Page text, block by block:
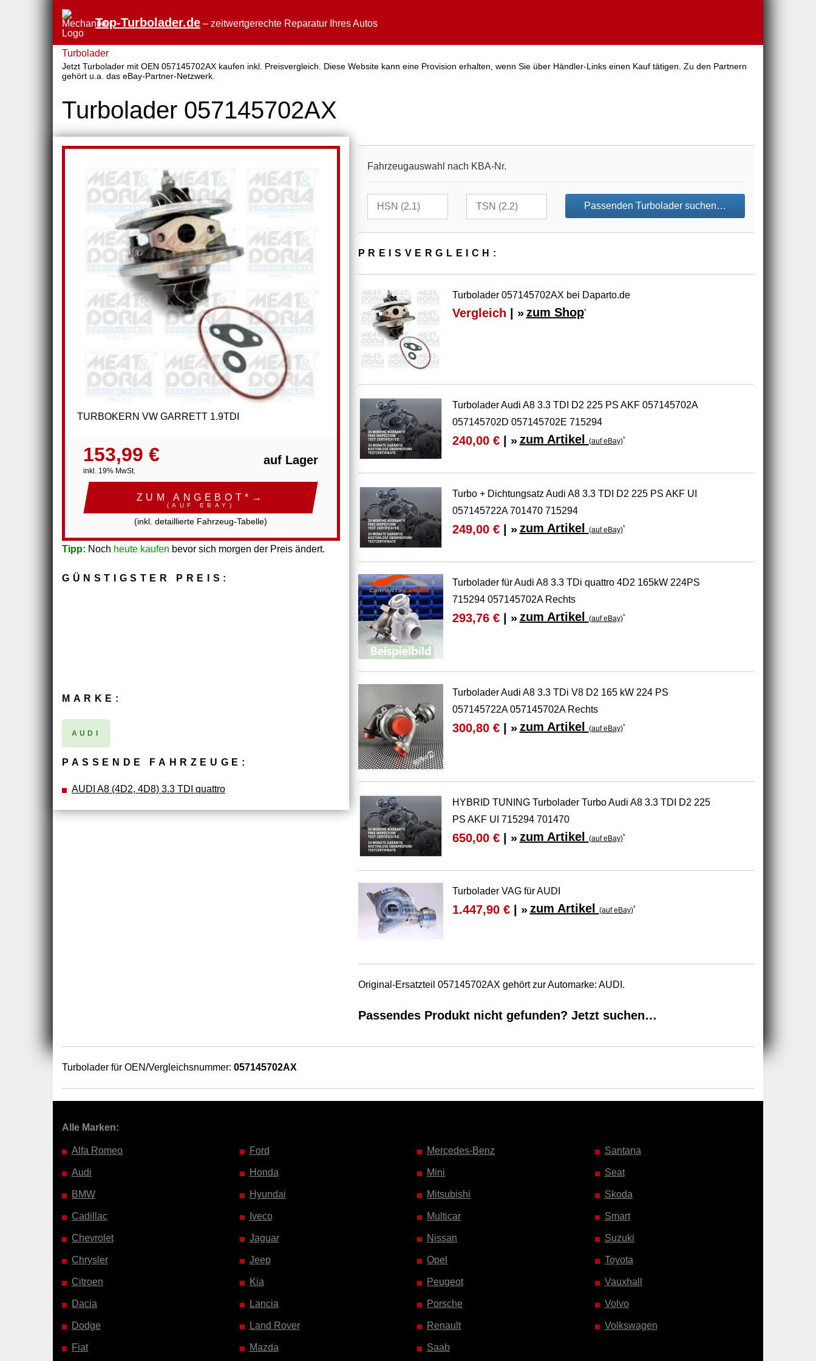
Top-Turbolader.de – zeitwertgerechte Reparatur Ihres Autos
Turbolader
Jetzt Turbolader mit OEN 057145702AX kaufen inkl. Preisvergleich. Diese Website kann eine Provision erhalten, wenn Sie über Händler-Links einen Kauf tätigen. Zu den Partnern
gehört u.a. das eBay-Partner-Netzwerk.
Turbolader 057145702AX
TURBOKERN VW GARRETT 1.9TDI
153,99 €
inkl. 19% MwSt.
auf Lager
ZUM ANGEBOT*→
(AUF EBAY)
(inkl. detaillierte Fahrzeug-Tabelle)
Tipp: Noch heute kaufen bevor sich morgen der Preis ändert.
GÜNSTIGSTER PREIS:
MARKE:
AUDI
PASSENDE FAHRZEUGE:
AUDI A8 (4D2, 4D8) 3.3 TDI quattro
Fahrzeugauswahl nach KBA-Nr.
Passenden Turbolader suchen…
PREIS­VER­GLEICH:
Turbolader 057145702AX bei Daparto.de
Vergleich | » zum Shop*
Turbolader Audi A8 3.3 TDI D2 225 PS AKF 057145702A
057145702D 057145702E 715294
240,00 €| » zum Artikel (auf eBay)*
Turbo + Dichtungsatz Audi A8 3.3 TDI D2 225 PS AKF UI
057145722A 701470 715294
249,00 €| » zum Artikel (auf eBay)*
Turbolader für Audi A8 3.3 TDi quattro 4D2 165kW 224PS
715294 057145702A Rechts
293,76 €| » zum Artikel (auf eBay)*
Turbolader Audi A8 3.3 TDi V8 D2 165 kW 224 PS
057145722A 057145702A Rechts
300,80 €| » zum Artikel (auf eBay)*
HYBRID TUNING Turbolader Turbo Audi A8 3.3 TDI D2 225
PS AKF UI 715294 701470
650,00 €| » zum Artikel (auf eBay)*
Turbolader VAG für AUDI
1.447,90 €| » zum Artikel (auf eBay)*
Original-Ersatzteil 057145702AX gehört zur Automarke: AUDI.
Passendes Produkt nicht gefunden? Jetzt suchen…
Turbolader für OEN/Vergleichsnummer: 057145702AX
Alle Marken:
Alfa Romeo
Audi
BMW
Cadillac
Chevrolet
Chrysler
Citroen
Dacia
Dodge
Fiat
Ford
Honda
Hyundai
Iveco
Jaguar
Jeep
Kia
Lancia
Land Rover
Mazda
Mercedes-Benz
Mini
Mitsubishi
Multicar
Nissan
Opel
Peugeot
Porsche
Renault
Saab
Santana
Seat
Skoda
Smart
Suzuki
Toyota
Vauxhall
Volvo
Volkswagen